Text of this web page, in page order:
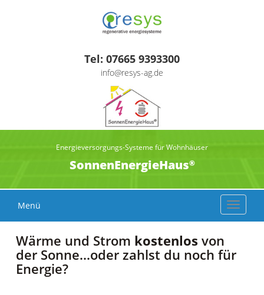
Tel: 07665 9393300
info@resys-ag.de
Energieversorgungs-Systeme für Wohnhäuser
SonnenEnergieHaus®
Menü
Wärme und Strom kostenlos von
der Sonne...oder zahlst du noch für
Energie?